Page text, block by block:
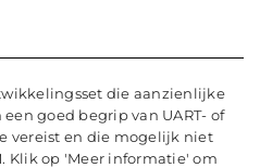
die aanzienlijke
goed begrip van UART- of
vereist en die mogelijk niet
Klik op 'Meer informatie' om